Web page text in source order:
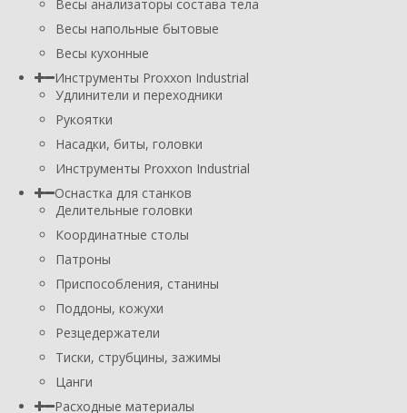
Весы анализаторы состава тела
Весы напольные бытовые
Весы кухонные
Инструменты Proxxon Industrial
Удлинители и переходники
Рукоятки
Насадки, биты, головки
Инструменты Proxxon Industrial
Оснастка для станков
Делительные головки
Координатные столы
Патроны
Приспособления, станины
Поддоны, кожухи
Резцедержатели
Тиски, струбцины, зажимы
Цанги
Расходные материалы